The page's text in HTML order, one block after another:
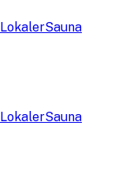
LokalerSauna
LokalerSauna